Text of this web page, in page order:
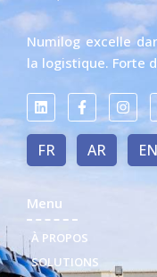
Numilog excelle
la logistique. Forte
FR AR EN
Menu
À PROPOS
SOLUTIONS